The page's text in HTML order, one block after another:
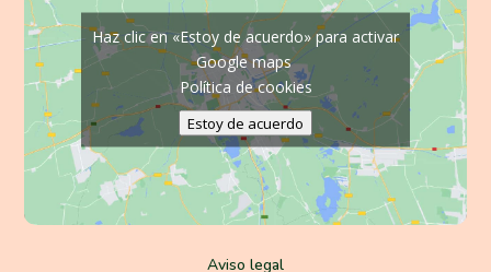
Haz clic en «Estoy de acuerdo» para activar
Google maps
Política de cookies
Estoy de acuerdo
Aviso legal